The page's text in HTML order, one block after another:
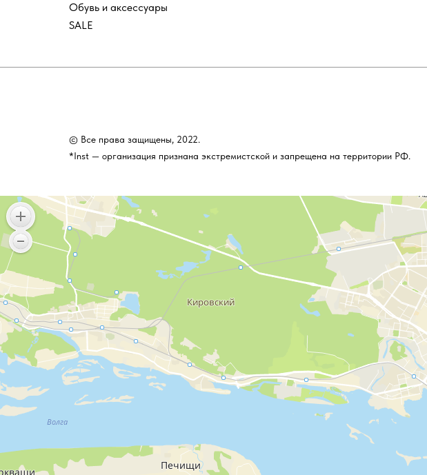
*Inst — организация признана экстремистской и запрещена на территории РФ.
© Все права защищены, 2022.
Обувь и аксессуары
SALE